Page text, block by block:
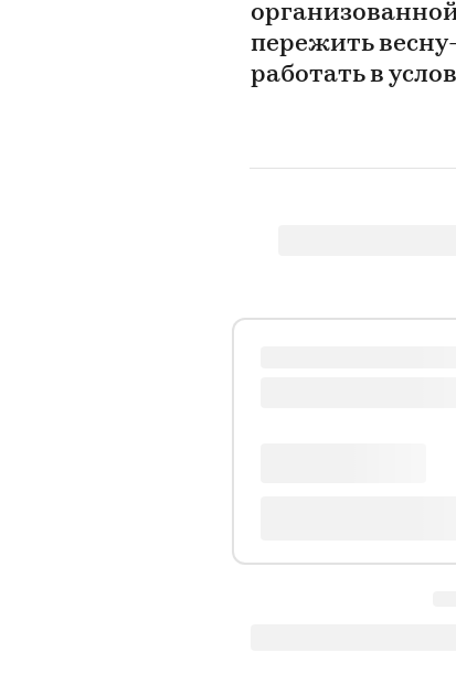
пережить
работать в